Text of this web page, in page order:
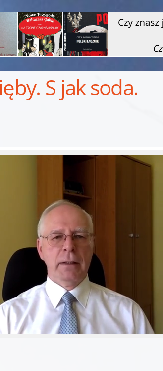
S jak soda.